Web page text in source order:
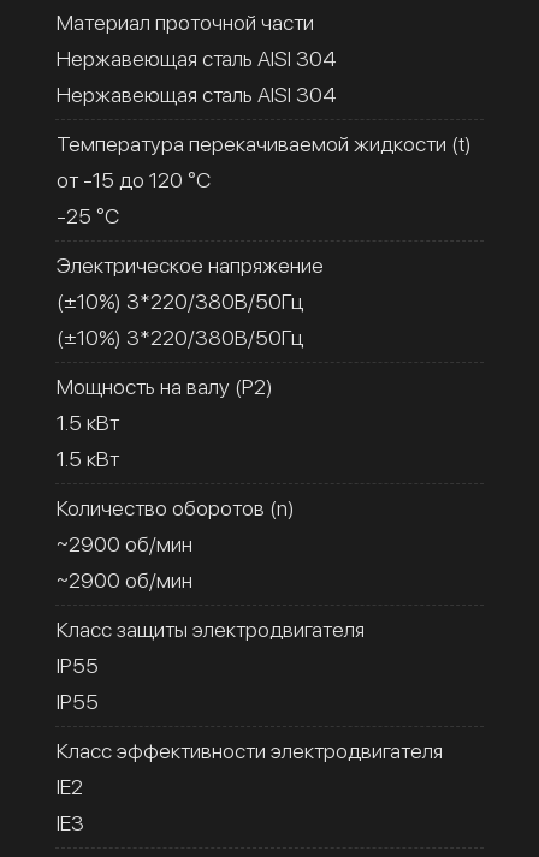
Материал проточной части
Нержавеющая сталь AISI 304
Нержавеющая сталь AISI 304
Температура перекачиваемой жидкости (t)
от -15 до 120 °C
-25 °C
Электрическое напряжение
(±10%) 3*220/380В/50Гц
(±10%) 3*220/380В/50Гц
Мощность на валу (Р2)
1.5 кВт
1.5 кВт
Количество оборотов (n)
~2900 об/мин
~2900 об/мин
Класс защиты электродвигателя
IP55
IP55
Класс эффективности электродвигателя
IE2
IE3